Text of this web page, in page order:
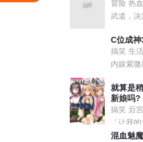
冒险 热
武道，
C位成神
搞笑 生活
内娱紫
就算是
新娘吗?
搞笑 后宫
「让我
混血魅